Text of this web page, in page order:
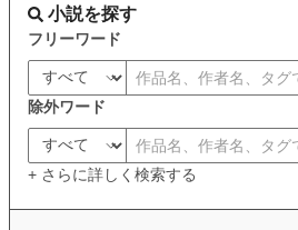
小説を探す
フリーワード
除外ワード
+ さらに詳しく検索する